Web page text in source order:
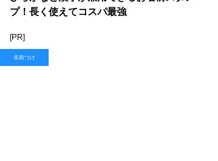
プ！長く使えてコスパ最強
[PR]
名前つけ